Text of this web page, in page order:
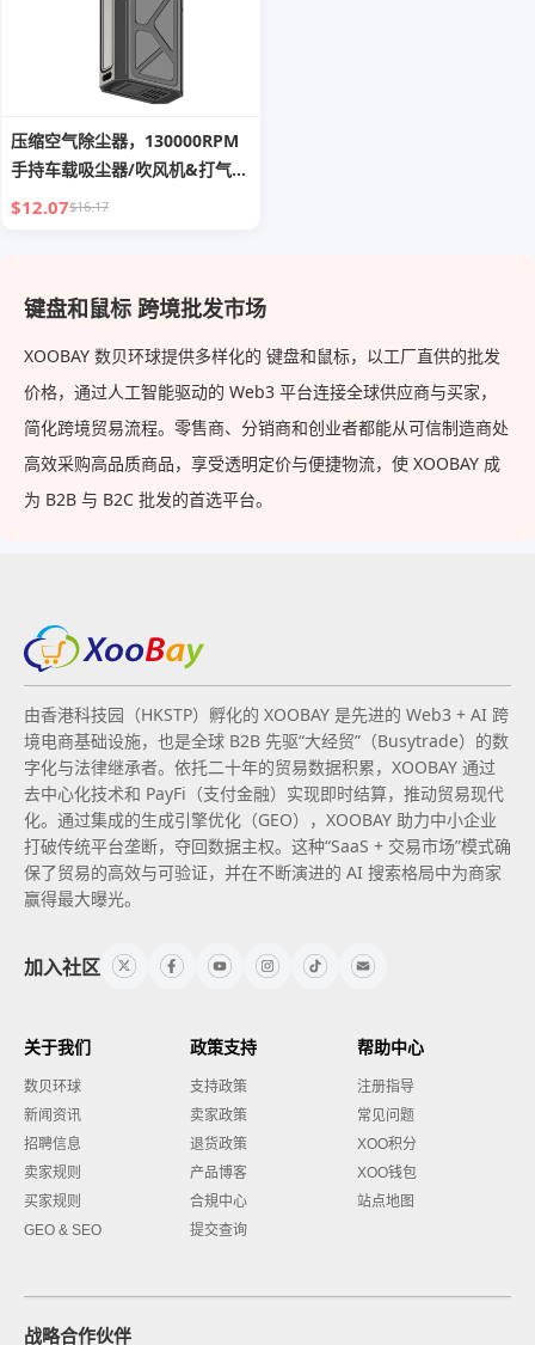
压缩空气除尘器，130000RPM
手持车载吸尘器/吹风机&打气
筒，4档可调电动空气除尘器 键
$12.07$16.17
键盘和鼠标 跨境批发市场
XOOBAY 数贝环球提供多样化的 键盘和鼠标，以工厂直供的批发
价格，通过人工智能驱动的 Web3 平台连接全球供应商与买家，
简化跨境贸易流程。零售商、分销商和创业者都能从可信制造商处
高效采购高品质商品，享受透明定价与便捷物流，使 XOOBAY 成
为 B2B 与 B2C 批发的首选平台。
由香港科技园（HKSTP）孵化的 XOOBAY 是先进的 Web3 + AI 跨
境电商基础设施，也是全球 B2B 先驱“大经贸”（Busytrade）的数
字化与法律继承者。依托二十年的贸易数据积累，XOOBAY 通过
去中心化技术和 PayFi（支付金融）实现即时结算，推动贸易现代
化。通过集成的生成引擎优化（GEO），XOOBAY 助力中小企业
打破传统平台垄断，夺回数据主权。这种“SaaS + 交易市场”模式确
保了贸易的高效与可验证，并在不断演进的 AI 搜索格局中为商家
赢得最大曝光。
加入社区
关于我们
数贝环球
新闻资讯
招聘信息
卖家规则
买家规则
GEO & SEO
政策支持
支持政策
卖家政策
退货政策
产品博客
合規中心
提交查询
帮助中心
注册指导
常见问题
XOO积分
XOO钱包
站点地图
战略合作伙伴